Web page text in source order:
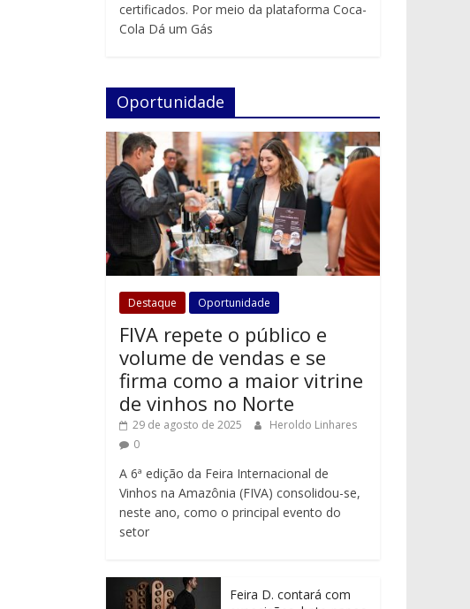
certificados. Por meio da plataforma Coca-
Cola Dá um Gás
Oportunidade
Destaque Oportunidade
FIVA repete o público e
volume de vendas e se
firma como a maior vitrine
de vinhos no Norte
29 de agosto de 2025
Heroldo Linhares
0
A 6ª edição da Feira Internacional de
Vinhos na Amazônia (FIVA) consolidou-se,
neste ano, como o principal evento do
setor
Feira D. contará com